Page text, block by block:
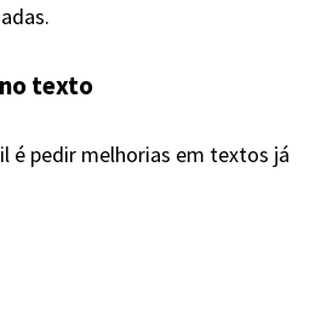
texto
é pedir melhorias em textos já